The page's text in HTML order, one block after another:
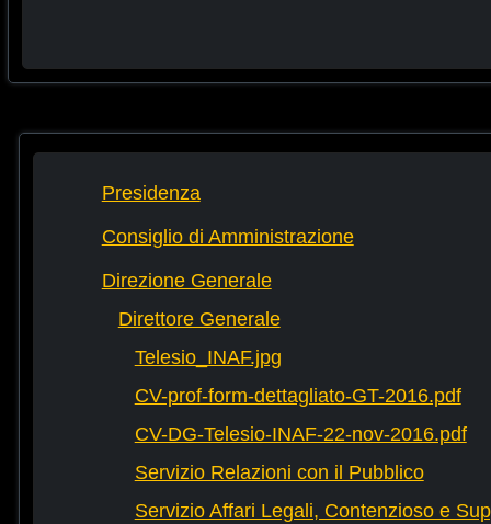
Presidenza
Consiglio di Amministrazione
Direzione Generale
Direttore Generale
Telesio_INAF.jpg
CV-prof-form-dettagliato-GT-2016.pdf
CV-DG-Telesio-INAF-22-nov-2016.pdf
Servizio Relazioni con il Pubblico
Servizio Affari Legali, Contenzioso e